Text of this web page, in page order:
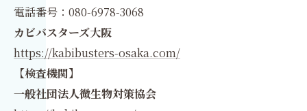
電話番号：080-6978-3068
カビバスターズ大阪
https://kabibusters-osaka.com/
【検査機関】
一般社団法人微生物対策協会